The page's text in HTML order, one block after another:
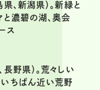
、新潟県）。新緑と
濃碧の湖、奥会
ス
長野県）。荒々しい
いちばん近い荒野